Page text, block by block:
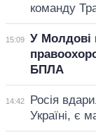
команду
15:09
У Молдові
БПЛА
14:42
Росія
Україні, є